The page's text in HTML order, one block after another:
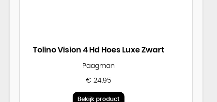
Tolino Vision 4 Hd Hoes Luxe Zwart
Paagman
€ 24.95
Bekijk product